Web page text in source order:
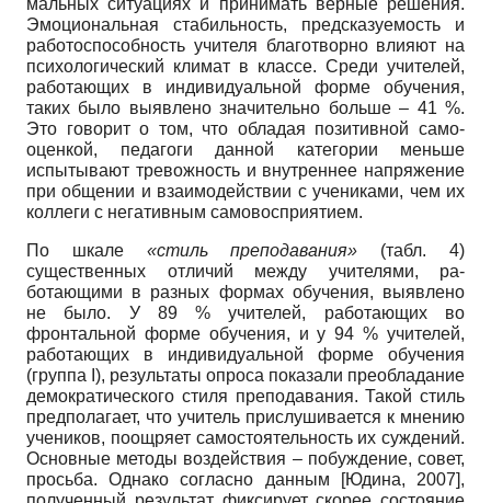
мальных ситуациях и принимать верные ре­шения.
Эмоциональная стабильность, пред­сказуемость и
работоспособность учителя благотворно влияют на
психологический кли­мат в классе. Среди учителей,
работающих в индивидуальной форме обучения,
таких было выявлено значительно больше – 41 %.
Это говорит о том, что обладая позитивной само­
оценкой, педагоги данной категории меньше
испытывают тревожность и внутреннее на­пряжение
при общении и взаимодействии с учениками, чем их
коллеги с негативным са­мовосприятием.
По шкале «стиль преподавания» (табл. 4)
существенных отличий между учителями, ра­
ботающими в разных формах обучения, выяв­лено
не было. У 89 % учителей, работающих во
фронтальной форме обучения, и у 94 % учителей,
работающих в индивидуальной форме обучения
(группа I), результаты опро­са показали преобладание
демократического стиля преподавания. Такой стиль
предпола­гает, что учитель прислушивается к мнению
учеников, поощряет самостоятельность их суждений.
Основные методы воздействия – побуждение, совет,
просьба. Однако соглас­но данным
[Юдина, 2007],